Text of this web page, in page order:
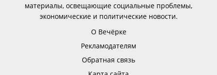
материалы, освещающие социальные проблемы,
экономические и политические новости.
О Вечёрке
Рекламодателям
Обратная связь